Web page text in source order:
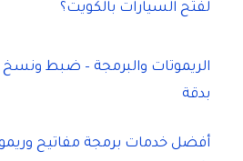
لفتح السيارات بالكويت؟
الريموتات والبرمجة – ضبط ونسخ
بدقة
أفضل خدمات برمجة مفاتيح